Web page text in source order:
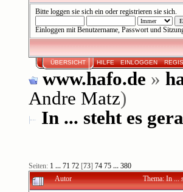
Bitte loggen sie sich einoder registrieren sie sich.
Einloggen mit Benutzername, Passwort und
ÜBERSICHT HILFE EINLOGGEN
www.hafo.de »
Andre Matz)
In ... steht es
Seiten: 1 ... 71 72[73] 74 75 ... 380
Autor Thema: In ...